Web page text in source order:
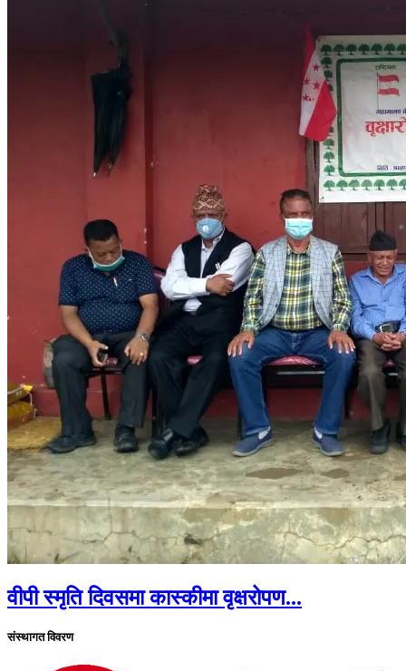
वीपी स्मृति दिवसमा कास्कीमा वृक्षरोपण...
संस्थागत विवरण